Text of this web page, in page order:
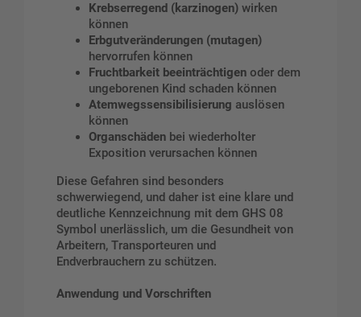
Krebserregend (karzinogen) wirken
können
Erbgutveränderungen (mutagen)
hervorrufen können
Fruchtbarkeit beeinträchtigen oder dem
ungeborenen Kind schaden können
Atemwegssensibilisierung auslösen
können
Organschäden bei wiederholter
Exposition verursachen können
Diese Gefahren sind besonders
schwerwiegend, und daher ist eine klare und
deutliche Kennzeichnung mit dem GHS 08
Symbol unerlässlich, um die Gesundheit von
Arbeitern, Transporteuren und
Endverbrauchern zu schützen.
Anwendung und Vorschriften